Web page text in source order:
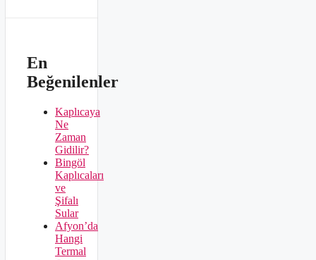
En
Beğenilenler
Kaplıcaya
Ne
Zaman
Gidilir?
Bingöl
Kaplıcaları
ve
Şifalı
Sular
Afyon’da
Hangi
Termal